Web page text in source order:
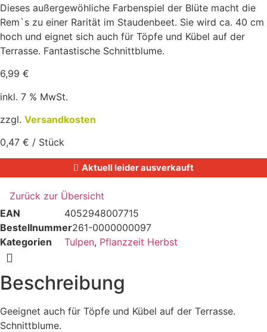
Dieses außergewöhliche Farbenspiel der Blüte macht die
Rem`s zu einer Rarität im Staudenbeet. Sie wird ca. 40 cm
hoch und eignet sich auch für Töpfe und Kübel auf der
Terrasse. Fantastische Schnittblume.
6,99 €
inkl. 7 % MwSt.
zzgl. Versandkosten
0,47 € / Stück
Aktuell leider ausverkauft
EAN
4052948007715
Bestellnummer261-0000000097
Kategorien
Tulpen, Pflanzzeit Herbst
Beschreibung
Geeignet auch für Töpfe und Kübel auf der Terrasse.
Schnittblume.